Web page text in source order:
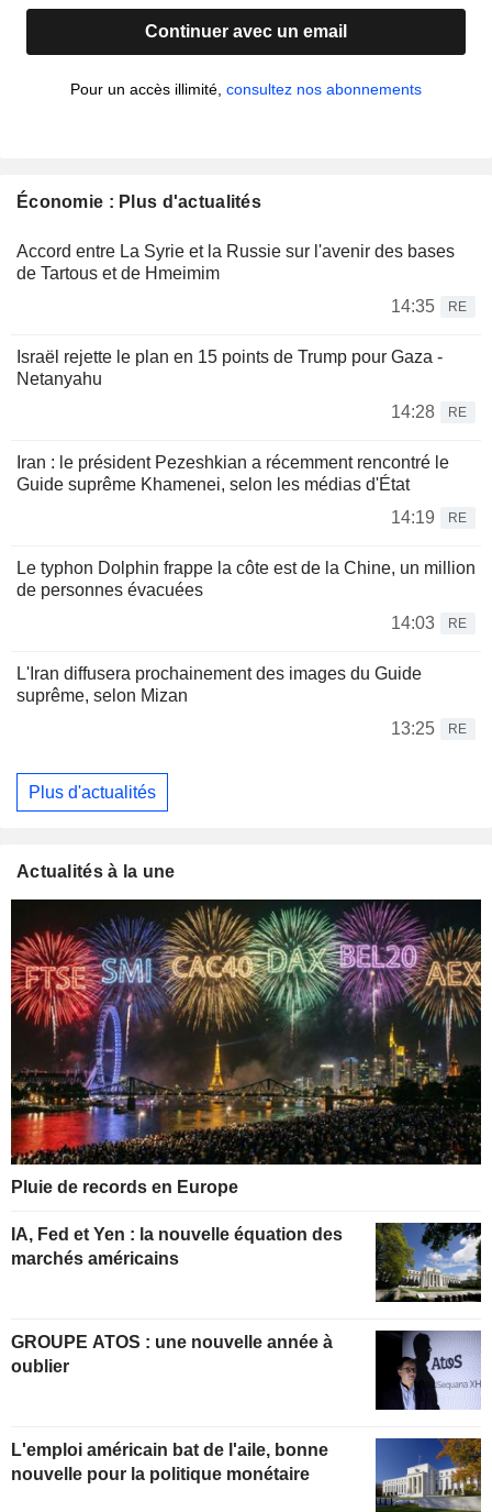
Continuer avec un email
Pour un accès illimité, consultez nos abonnements
Économie : Plus d'actualités
Accord entre La Syrie et la Russie sur l'avenir des bases
de Tartous et de Hmeimim
14:35
RE
Israël rejette le plan en 15 points de Trump pour Gaza -
Netanyahu
14:28
RE
Iran : le président Pezeshkian a récemment rencontré le
Guide suprême Khamenei, selon les médias d'État
14:19
RE
Le typhon Dolphin frappe la côte est de la Chine, un million
de personnes évacuées
14:03
RE
L'Iran diffusera prochainement des images du Guide
suprême, selon Mizan
13:25
RE
Plus d'actualités
Actualités à la une
Pluie de records en Europe
IA, Fed et Yen : la nouvelle équation des
marchés américains
GROUPE ATOS : une nouvelle année à
oublier
L'emploi américain bat de l'aile, bonne
nouvelle pour la politique monétaire